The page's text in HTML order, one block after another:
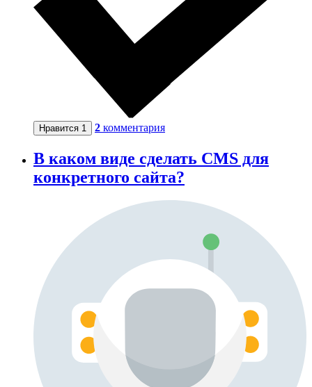
Нравится 1 2 комментария
В каком виде сделать CMS для
конкретного сайта?